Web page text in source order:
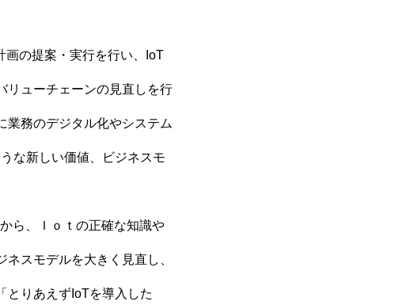
の提案・実行を行い、IoT
リューチェーンの見直しを行
業務のデジタル化やシステム
な新しい価値、ビジネスモ
ら、Ｉｏｔの正確な知識や
スモデルを大きく見直し、
とりあえずIoTを導入した